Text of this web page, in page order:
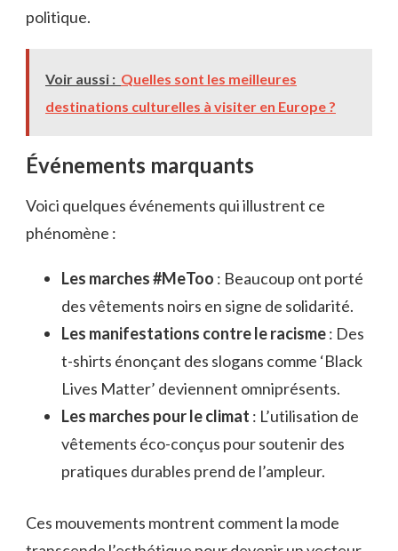
politique.
Voir aussi : Quelles sont les meilleures
destinations culturelles à visiter en Europe ?
Événements marquants
Voici quelques événements qui illustrent ce
phénomène :
Les marches #MeToo : Beaucoup ont porté
des vêtements noirs en signe de solidarité.
Les manifestations contre le racisme: Des
t-shirts énonçant des slogans comme ‘Black
Lives Matter’ deviennent omniprésents.
Les marches pour le climat : L’utilisation de
vêtements éco-conçus pour soutenir des
pratiques durables prend de l’ampleur.
Ces mouvements montrent comment la mode